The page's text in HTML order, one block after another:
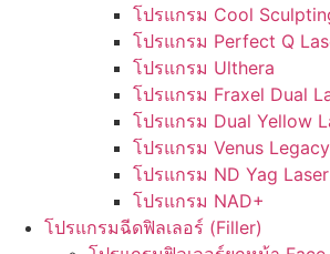
โปรแกรม Cool
โปรแกรม Perfect Q
โปรแกรม Ulthera
โปรแกรม Fraxel Dual
โปรแกรม Dual Yellow
โปรแกรม Venus Legacy
โปรแกรม ND Yag Laser
โปรแกรม NAD+
โปรแกรมฉีดฟิลเลอร์ (Filler)